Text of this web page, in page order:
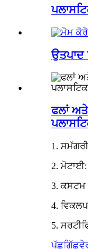
ਉਤਪਾਦ
ਫਲਾਂ
1.
2. ਮੋਟਾਈ:
3.
4.
5.
ਪੁੱਛਗਿੱਛ